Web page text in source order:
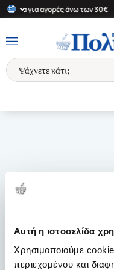
Αυτή η ιστοσελίδα
Χρησιμοποιούμε
περιεχομένου και
για αγορές άνω των 30€